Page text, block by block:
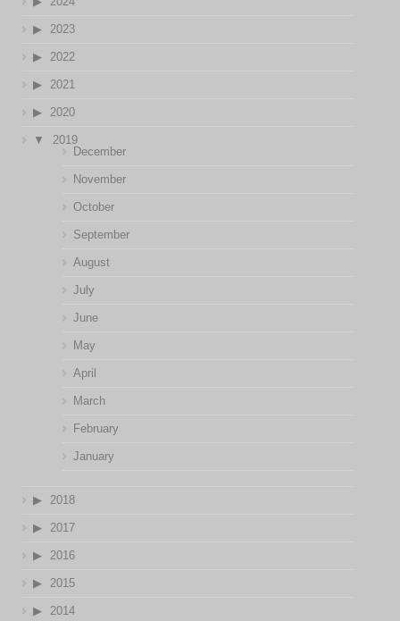
2023
2022
2021
2020
2019
December
November
October
September
August
July
June
May
April
March
February
January
2018
2017
2016
2015
2014